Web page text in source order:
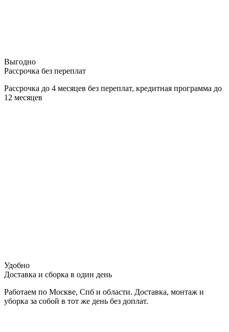
Выгодно
Рассрочка без переплат
Рассрочка до 4 месяцев без переплат, кредитная программа до
12 месяцев
Удобно
Доставка и сборка в один день
Работаем по Москве, Спб и области. Доставка, монтаж и
уборка за собой в тот же день без доплат.